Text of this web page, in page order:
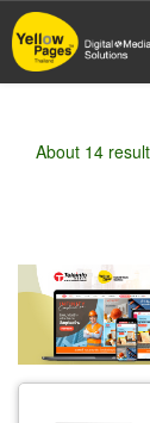
Skip
to
main
About 14
Wholesale
Exporter/